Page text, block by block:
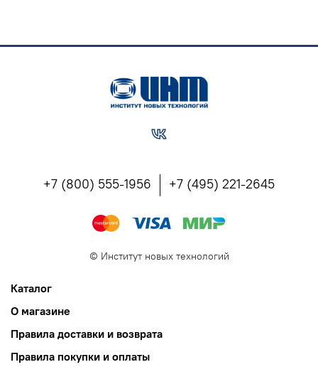
+7 (800) 555-1956 +7 (495) 221-2645
© Институт новых технологий
Каталог
О магазине
Правила доставки и возврата
Правила покупки и оплаты